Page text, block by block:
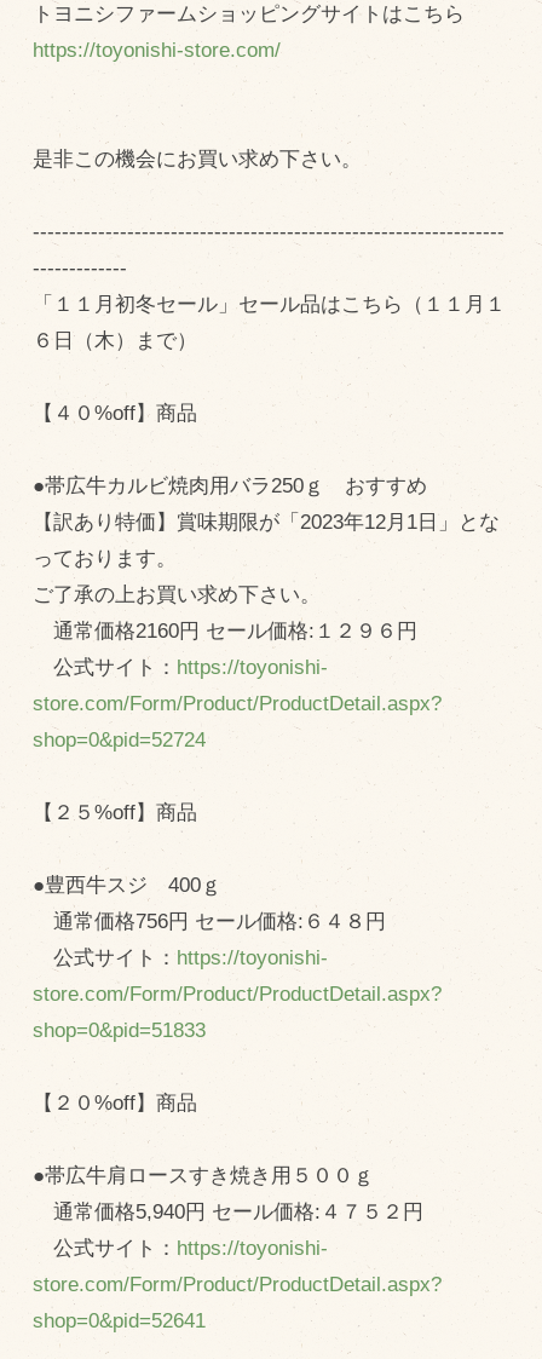
トヨニシファームショッピングサイトはこちら
https://toyonishi-store.com/
是非この機会にお買い求め下さい。
-----------------------------------------------------------------
-------------
「１１月初冬セール」セール品はこちら（１１月１
６日（木）まで）
【４０%off】商品
●帯広牛カルビ焼肉用バラ250ｇ おすすめ
【訳あり特価】賞味期限が「2023年12月1日」とな
っております。
ご了承の上お買い求め下さい。
通常価格2160円 セール価格:１２９６円
公式サイト： https://toyonishi-
store.com/Form/Product/ProductDetail.aspx?
shop=0&pid=52724
【２５%off】商品
●豊西牛スジ 400ｇ
通常価格756円 セール価格:６４８円
公式サイト：https://toyonishi-
store.com/Form/Product/ProductDetail.aspx?
shop=0&pid=51833
【２０%off】商品
●帯広牛肩ロースすき焼き用５００ｇ
通常価格5,940円 セール価格:４７５２円
公式サイト： https://toyonishi-
store.com/Form/Product/ProductDetail.aspx?
shop=0&pid=52641
食肉加工場を新設
業務管理体制
品質管理体制
最新の設備
瑕疵とは
商品のご紹介
豊西牛
厚切ステーキ
カルビ串
ハンバーグ
黒にんにく
豊西ソース
取り扱い店
販売店
飲食店
その他
マップから探す
問い合わせ
法人のお客様
Facebook
LINE公式アカウント
Instagram